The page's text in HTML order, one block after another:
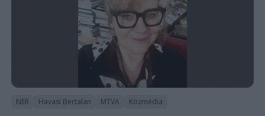
NER Havasi Bertalan MTVA Közmédia